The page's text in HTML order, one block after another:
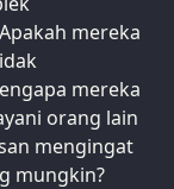
Apakah mereka
mereka
orang lain
mengingat
mungkin?